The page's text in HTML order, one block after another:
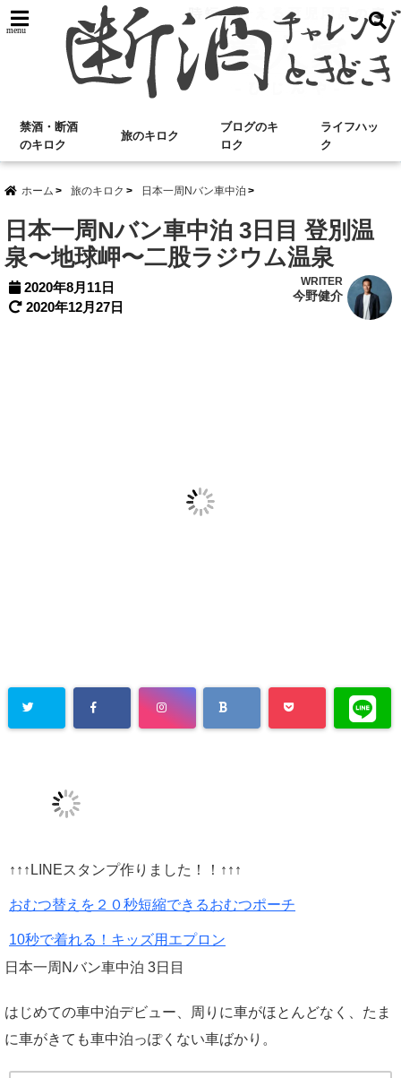
menu
禁酒・断酒
のキロク
旅のキロク
ブログのキ
ロク
ライフハッ
ク
ホーム 旅のキロク 日本一周Nバン車中泊
日本一周Nバン車中泊 3日目 登別温
泉〜地球岬〜二股ラジウム温泉
2020年8月11日
2020年12月27日
WRITER
今野健介
↑↑↑LINEスタンプ作りました！！↑↑↑
おむつ替えを２０秒短縮できるおむつポーチ
10秒で着れる！キッズ用エプロン
日本一周Nバン車中泊 3日目
はじめての車中泊デビュー、周りに車がほとんどなく、たま
に車がきても車中泊っぽくない車ばかり。